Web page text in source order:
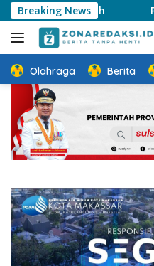
Langsung
ke
konten
Breaking NewsPerkuat
Olahraga Berita